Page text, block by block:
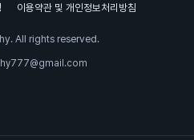
이용약관 및 개인정보처리방침
All rights reserved.